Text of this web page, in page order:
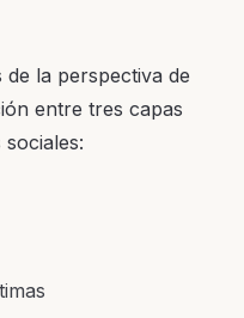
de la perspectiva de
entre tres capas